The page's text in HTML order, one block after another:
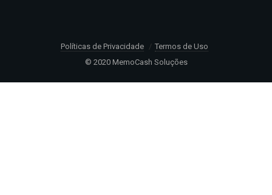
Políticas de Privacidade
Termos de Uso
© 2020 MemoCash Soluções